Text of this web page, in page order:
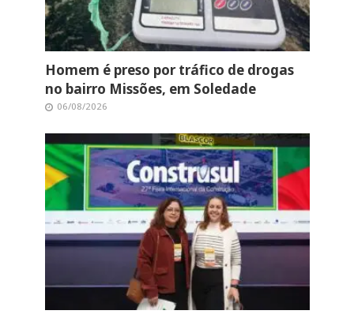
Homem é preso por tráfico de drogas
no bairro Missões, em Soledade
06/08/2026